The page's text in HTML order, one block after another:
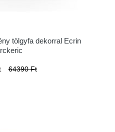
tölgyfa dekorral Ecrin
64390 Ft